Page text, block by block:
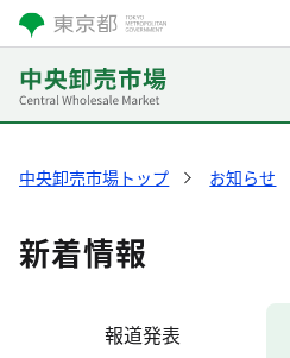
中央卸売市場トップ お知らせ
新着情報
報道発表